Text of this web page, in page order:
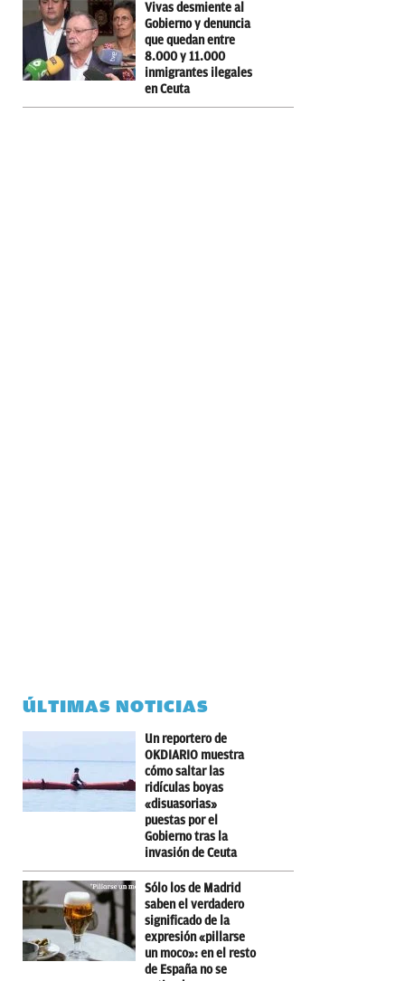
Vivas desmiente al
Gobierno y denuncia
que quedan entre
8.000 y 11.000
inmigrantes ilegales
en Ceuta
ÚLTIMAS NOTICIAS
Un reportero de
OKDIARIO muestra
cómo saltar las
ridículas boyas
«disuasorias»
puestas por el
Gobierno tras la
invasión de Ceuta
Sólo los de Madrid
saben el verdadero
significado de la
expresión «pillarse
un moco»: en el resto
de España no se